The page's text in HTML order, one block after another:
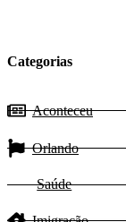
Categorias
Aconteceu
Orlando
Saúde